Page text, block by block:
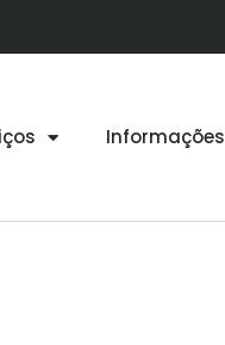
Informações